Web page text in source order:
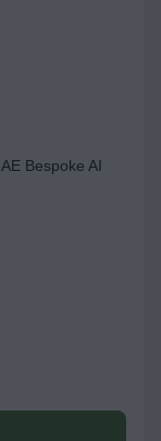
Bespoke AI